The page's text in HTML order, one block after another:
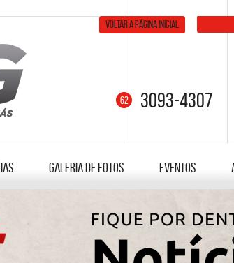
Voltar a página inicial
3093-4307
Galeria de fotos Eventos